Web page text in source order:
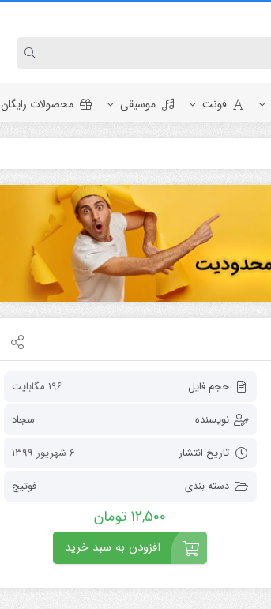
برودکست
اینفوگرافیک
نمایش لوگو
افتتاحیه
تبلیغات محصول
عناوین
فونت موسیقی محصولات رایگان
حجم فایل
۱۹۶ مگابایت
نویسنده
سجاد
تاریخ انتشار
6 شهریور 1399
دسته بندی
فوتیج
12,500 تومان
افزودن به سبد خرید